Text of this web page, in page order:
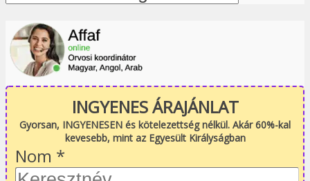
INGYENES ÁRAJÁNLAT
Gyorsan, INGYENESEN és kötelezettség nélkül. Akár 60%-kal
kevesebb, mint az Egyesült Királyságban
Nom *